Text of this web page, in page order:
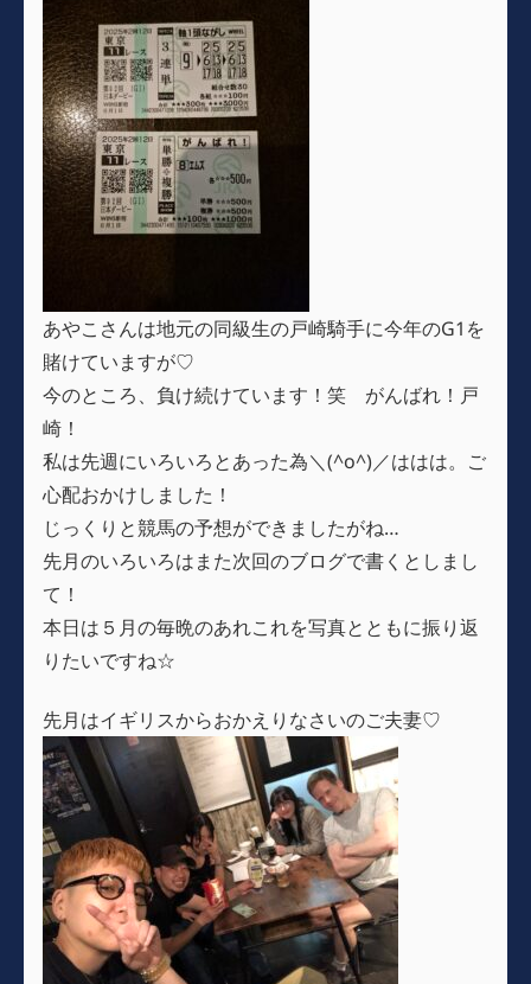
あやこさんは地元の同級生の戸崎騎手に今年のG1を
賭けていますが♡
今のところ、負け続けています！笑 がんばれ！戸
崎！
私は先週にいろいろとあった為＼(^o^)／ははは。ご
心配おかけしました！
じっくりと競馬の予想ができましたがね…
先月のいろいろはまた次回のブログで書くとしまし
て！
本日は５月の毎晩のあれこれを写真とともに振り返
りたいですね☆
先月はイギリスからおかえりなさいのご夫妻♡